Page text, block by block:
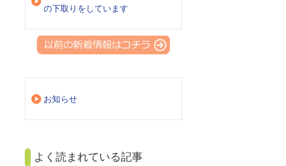
の下取りをしています
お知らせ
よく読まれている記事